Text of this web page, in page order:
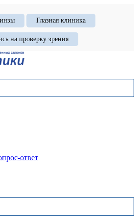
Глазная клиника
на проверку зрения